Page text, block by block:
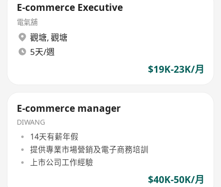
E-commerce Executive
電氣舖
觀塘, 觀塘
5天/週
$19K-23K/月
E-commerce manager
DIWANG
14天有薪年假
提供專業市場營銷及電子商務培訓
上市公司工作經驗
$40K-50K/月